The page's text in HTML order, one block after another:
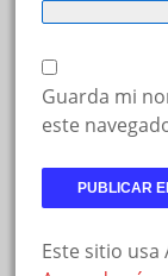
Guarda mi
este
Este sitio